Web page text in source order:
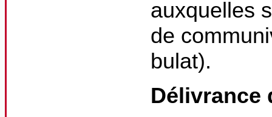
auxquelles
de
bulat).
Délivrance